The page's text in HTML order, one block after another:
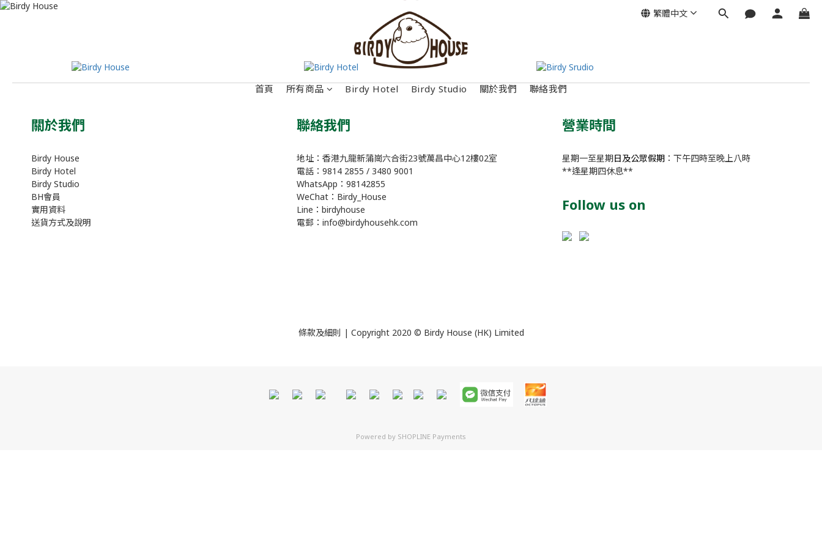
首頁 所有商品 Birdy Hotel Birdy Studio 關於我們 聯絡我們
繁體中文
關於我們
Birdy House
Birdy Hotel
Birdy Studio
BH會員
實用資料
送貨方式及說明
聯絡我們
地址：香港九龍新蒲崗六合街23號萬昌中心12樓02室
電話：9814 2855 / 3480 9001
WhatsApp：98142855
WeChat：Birdy_House
Line：birdyhouse
電郵：info@birdyhousehk.com
營業時間
星期一至星期日及公眾假期 ：下午四時至晚上八時
**逢星期四休息**
Follow us on
條款及細則 | Copyright 2020 © Birdy House (HK) Limited
Powered by SHOPLINE Payments